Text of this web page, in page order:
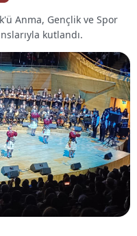
Anma, Gençlik ve Spor
kutlandı.